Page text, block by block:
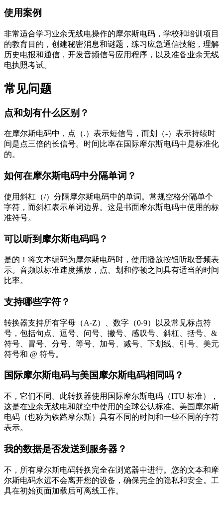
使用案例
非常适合学习业余无线电操作的摩尔斯电码，学校和培训项目
的教育目的，创建秘密消息和谜题，练习应急通信技能，理解
历史电报和通信，开发音频信号应用程序，以及准备业余无线
电执照考试。
常见问题
点和划有什么区别？
在摩尔斯电码中，点（.）表示短信号，而划（-）表示持续时
间是点三倍的长信号。时间比率在国际摩尔斯电码中是标准化
的。
如何在摩尔斯电码中分隔单词？
使用斜杠（/）分隔摩尔斯电码中的单词。常规空格分隔单个
字符，而斜杠表示单词边界。这是书面摩尔斯电码中使用的标
准符号。
可以听到摩尔斯电码吗？
是的！将文本编码为摩尔斯电码时，使用播放按钮听取音频表
示。音频以标准速度播放，点、划和停顿之间具有适当的时间
比率。
支持哪些字符？
转换器支持所有字母（A-Z）、数字（0-9）以及常见标点符
号，包括句点、逗号、问号、撇号、感叹号、斜杠、括号、&
符号、冒号、分号、等号、加号、减号、下划线、引号、美元
符号和 @ 符号。
国际摩尔斯电码与美国摩尔斯电码相同吗？
不，它们不同。此转换器使用国际摩尔斯电码（ITU 标准），
这是在业余无线电和航空中使用的全球公认标准。美国摩尔斯
电码（也称为铁路摩尔斯）具有不同的时间和一些不同的字符
表示。
我的数据是否发送到服务器？
不，所有摩尔斯电码转换完全在浏览器中进行。您的文本和摩
尔斯电码永远不会离开您的设备，确保完全的隐私和安全。工
具在初始页面加载后可离线工作。